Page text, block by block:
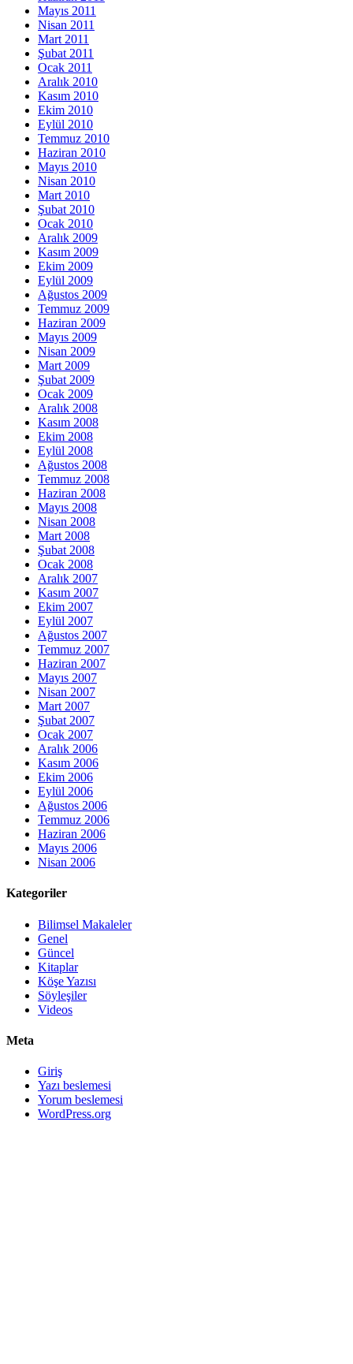
Mayıs 2011
Nisan 2011
Mart 2011
Şubat 2011
Ocak 2011
Aralık 2010
Kasım 2010
Ekim 2010
Eylül 2010
Temmuz 2010
Haziran 2010
Mayıs 2010
Nisan 2010
Mart 2010
Şubat 2010
Ocak 2010
Aralık 2009
Kasım 2009
Ekim 2009
Eylül 2009
Ağustos 2009
Temmuz 2009
Haziran 2009
Mayıs 2009
Nisan 2009
Mart 2009
Şubat 2009
Ocak 2009
Aralık 2008
Kasım 2008
Ekim 2008
Eylül 2008
Ağustos 2008
Temmuz 2008
Haziran 2008
Mayıs 2008
Nisan 2008
Mart 2008
Şubat 2008
Ocak 2008
Aralık 2007
Kasım 2007
Ekim 2007
Eylül 2007
Ağustos 2007
Temmuz 2007
Haziran 2007
Mayıs 2007
Nisan 2007
Mart 2007
Şubat 2007
Ocak 2007
Aralık 2006
Kasım 2006
Ekim 2006
Eylül 2006
Ağustos 2006
Temmuz 2006
Haziran 2006
Mayıs 2006
Nisan 2006
Kategoriler
Bilimsel Makaleler
Genel
Güncel
Kitaplar
Köşe Yazısı
Söyleşiler
Videos
Meta
Giriş
Yazı beslemesi
Yorum beslemesi
WordPress.org